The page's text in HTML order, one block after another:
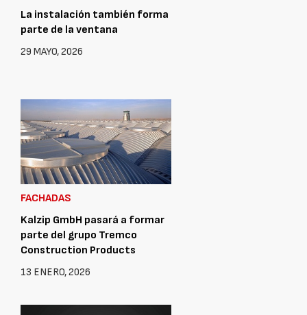
La instalación también forma
parte de la ventana
29 MAYO, 2026
FACHADAS
Kalzip GmbH pasará a formar
parte del grupo Tremco
Construction Products
13 ENERO, 2026